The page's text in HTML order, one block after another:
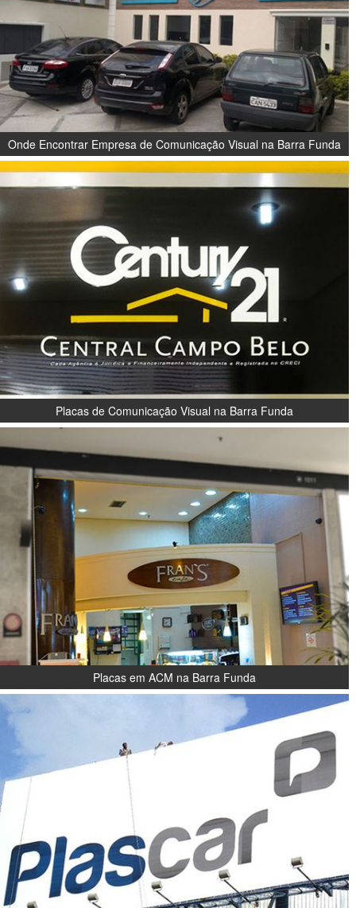
Onde Encontrar Empresa de Comunicação Visual na Barra Funda
Placas de Comunicação Visual na Barra Funda
Placas em ACM na Barra Funda